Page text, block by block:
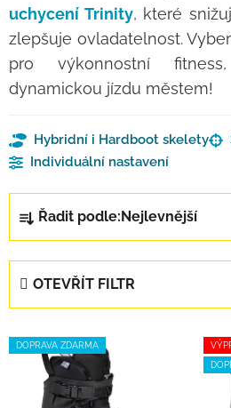
uchycení Trinity, které
zlepšuje ovladatelnost.
pro výkonnostní
dynamickou jízdu městem!
Hybridní i Hardboot skelety
Individuální nastavení
Řazení produktů
Řadit podle: Nejlevnější
OTEVŘÍT FILTR
Výpis produktů
DOPRAVA ZDARMA